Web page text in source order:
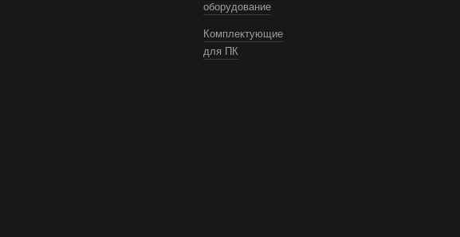
оборудование
Комплектующие
для ПК